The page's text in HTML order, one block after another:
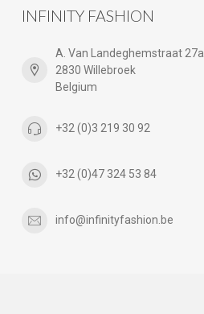
INFINITY FASHION
A. Van Landeghemstraat 27a
2830 Willebroek
Belgium
+32 (0)3 219 30 92
+32 (0)47 324 53 84
info@infinityfashion.be